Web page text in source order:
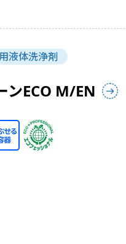
液体洗浄剤
ンECO M/EN